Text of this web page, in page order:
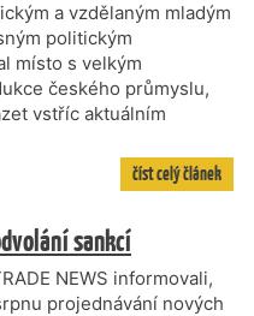
a vzdělaným mladým
politickým
místo s velkým
českého průmyslu,
vstříc aktuálním
číst celý článek
sankcí
NEWS informovali,
projednávání nových